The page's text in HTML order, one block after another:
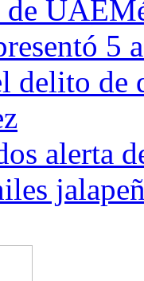
5
delito de
alerta